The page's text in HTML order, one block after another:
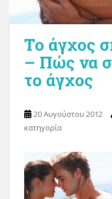
Το άγχος
– Πώς να
το άγχος
20 Αυγούστου 2012
κατηγορία